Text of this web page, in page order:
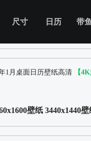
尺寸 日历 带
1月桌面日历壁纸高清 【
壁纸 3440x1440壁